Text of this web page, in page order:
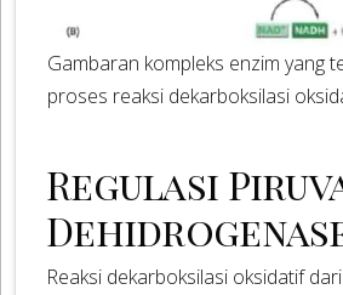
Gambaran kompleks enzim yang
proses reaksi dekarboksilasi
Regulasi
Reaksi dekarboksilasi oksidatif